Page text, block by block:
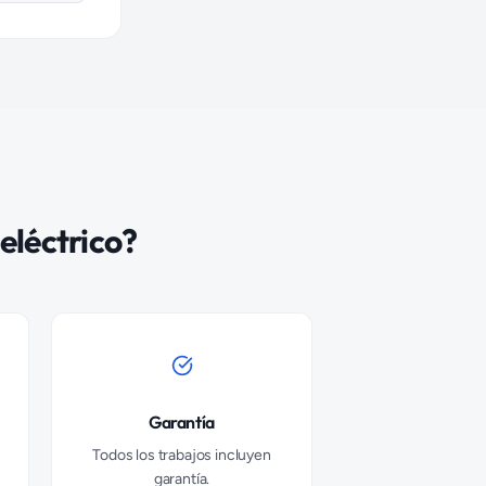
Garantía
Todos los trabajos incluyen
garantía.